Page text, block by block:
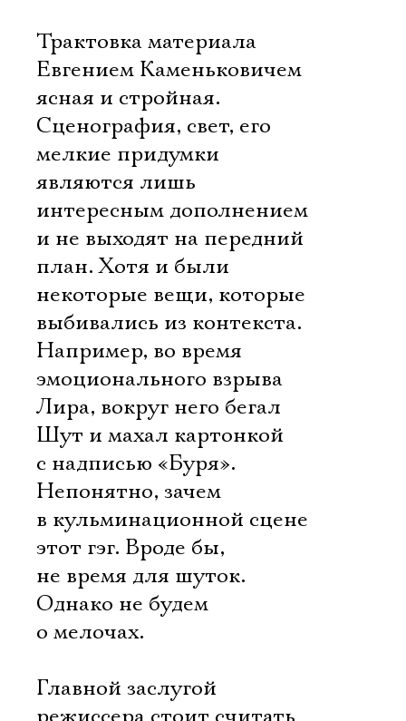
Трактовка материала
Евгением Каменьковичем
ясная и стройная.
Сценография, свет, его
мелкие придумки
являются лишь
интересным дополнением
и не выходят на передний
план. Хотя и были
некоторые вещи, которые
выбивались из контекста.
Например, во время
эмоционального взрыва
Лира, вокруг него бегал
Шут и махал картонкой
с надписью «Буря».
Непонятно, зачем
в кульминационной сцене
этот гэг. Вроде бы,
не время для шуток.
Однако не будем
о мелочах.
Главной заслугой